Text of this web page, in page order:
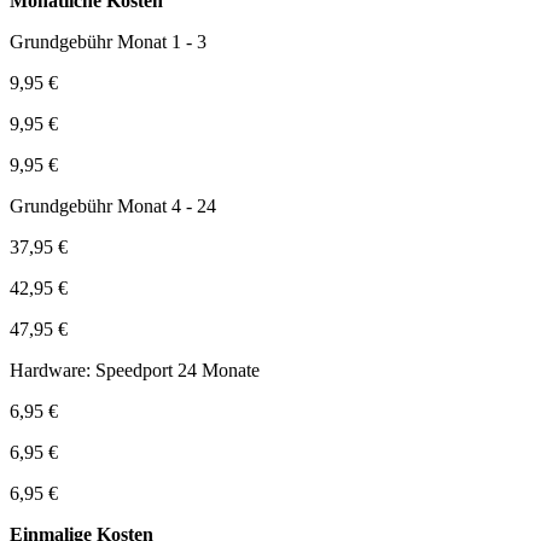
Grundgebühr Monat 1 - 3
9,95 €
9,95 €
9,95 €
Grundgebühr Monat 4 - 24
37,95 €
42,95 €
47,95 €
Hardware: Speedport 24 Monate
6,95 €
6,95 €
6,95 €
Einmalige Kosten